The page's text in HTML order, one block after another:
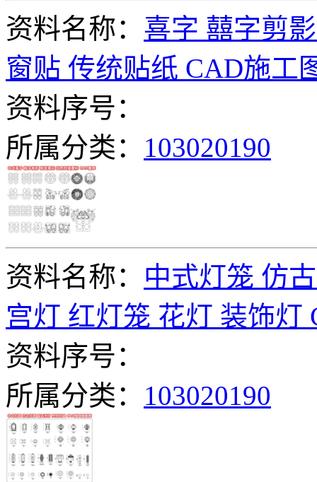
资料名称： 喜字 囍字剪
窗贴 传统贴纸 CAD施工
资料序号：
所属分类： 103020190
资料名称： 中式灯笼 仿
宫灯 红灯笼 花灯 装饰灯
资料序号：
所属分类： 103020190